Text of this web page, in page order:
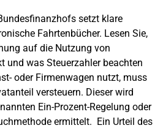
setzt klare
Fahrtenbücher. Lesen Sie,
auf die Nutzung von
und was Steuerzahler beachten
oder Firmenwagen nutzt, muss
versteuern. Dieser wird
Ein-Prozent-Regelung oder
ermittelt. Ein Urteil des